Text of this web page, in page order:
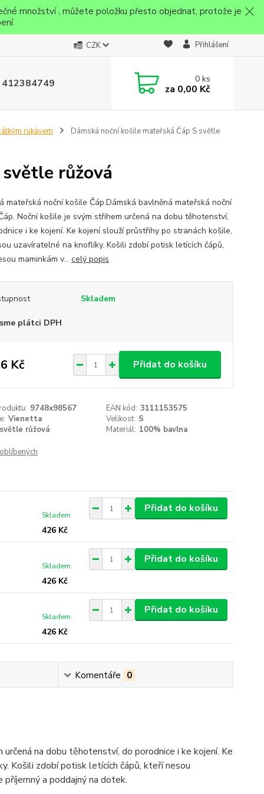
množství , můžete položku přesto objednat, protože je
CZK Přihlášení
0ks
za 0,00 Kč
rukávem
Dámská noční košile mateřská Čáp S světle
růžová
mateřská noční košile Čáp.Dámská bavlněná mateřská noční
Noční košile je svým střihem určená na dobu těhotenství,
i ke kojení. Ke kojení slouží průstřihy po stranách košile,
uzavíratelné na knoflíky. Košili zdobí potisk letících čápů,
maminkám v... celý popis
Skladem
plátci DPH
Kč Přidat do košíku
9748x98567 EAN kód: 3111153575
Vienetta Velikost: S
světle růžová Materiál: 100% bavlna
426 Kč
Skladem
Přidat do košíku
426 Kč
Skladem
Přidat do košíku
426 Kč
Skladem
Přidat do košíku
Komentáře 0
na dobu těhotenství, do porodnice i ke kojení. Ke
Košili zdobí potisk letících čápů, kteří nesou
a poddajný na dotek.